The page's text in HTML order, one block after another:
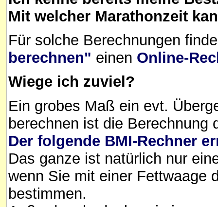
Mit welcher Marathonzeit
Für solche Berechnungen
berechnen" einen Online-
Wiege ich zuviel?
Ein grobes Maß ein evt.
berechnen ist die Berechnung
Der folgende BMI-Rechner
Das ganze ist natürlich nur
wenn Sie mit einer Fettwaage
bestimmen.